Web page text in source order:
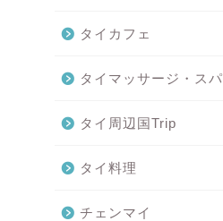
タイカフェ
タイマッサージ・スパ
タイ周辺国Trip
タイ料理
チェンマイ